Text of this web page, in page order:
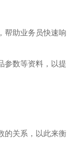
帮助业务员快速响
参数等资料，以提
的关系，以此来衡